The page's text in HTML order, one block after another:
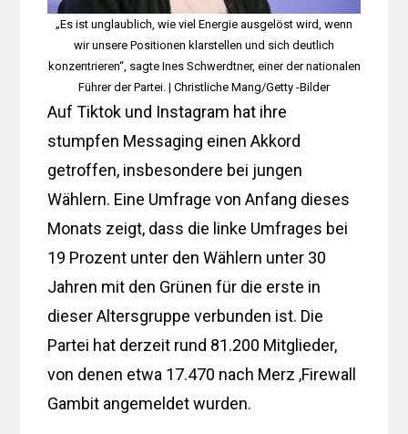
„Es ist unglaublich, wie viel Energie ausgelöst wird, wenn
wir unsere Positionen klarstellen und sich deutlich
konzentrieren“, sagte Ines Schwerdtner, einer der nationalen
Führer der Partei. | Christliche Mang/Getty -Bilder
Auf Tiktok und Instagram hat ihre
stumpfen Messaging einen Akkord
getroffen, insbesondere bei jungen
Wählern. Eine Umfrage von Anfang dieses
Monats zeigt, dass die linke Umfrages bei
19 Prozent unter den Wählern unter 30
Jahren mit den Grünen für die erste in
dieser Altersgruppe verbunden ist. Die
Partei hat derzeit rund 81.200 Mitglieder,
von denen etwa 17.470 nach Merz ‚Firewall
Gambit angemeldet wurden.